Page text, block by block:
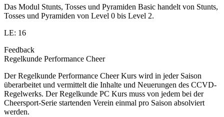
Das Modul Stunts, Tosses und Pyramiden Basic handelt von Stunts,
Tosses und Pyramiden von Level 0 bis Level 2.
LE: 16
Feedback
Regelkunde Performance Cheer
Der Regelkunde Performance Cheer Kurs wird in jeder Saison
überarbeitet und vermittelt die Inhalte und Neuerungen des CCVD-
Regelwerks. Der Regelkunde PC Kurs muss von jedem bei der
Cheersport-Serie startenden Verein einmal pro Saison absolviert
werden.